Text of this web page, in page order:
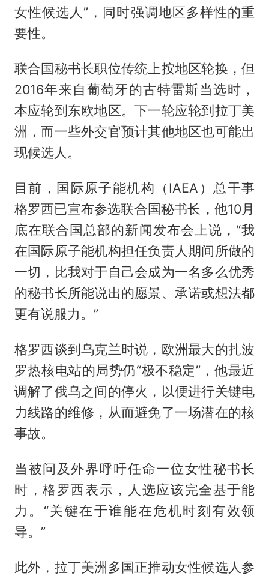
女性候选人”，同时强调地区多样性的重
要性。
联合国秘书长职位传统上按地区轮换，但
2016年来自葡萄牙的古特雷斯当选时，
本应轮到东欧地区。下一轮应轮到拉丁美
洲，而一些外交官预计其他地区也可能出
现候选人。
目前，国际原子能机构（IAEA）总干事
格罗西已宣布参选联合国秘书长，他10月
底在联合国总部的新闻发布会上说，“我
在国际原子能机构担任负责人期间所做的
一切，比我对于自己会成为一名多么优秀
的秘书长所能说出的愿景、承诺或想法都
更有说服力。”
格罗西谈到乌克兰时说，欧洲最大的扎波
罗热核电站的局势仍“极不稳定”，他最近
调解了俄乌之间的停火，以便进行关键电
力线路的维修，从而避免了一场潜在的核
事故。
当被问及外界呼吁任命一位女性秘书长
时，格罗西表示，人选应该完全基于能
力。“关键在于谁能在危机时刻有效领
导。”
此外，拉丁美洲多国正推动女性候选人参